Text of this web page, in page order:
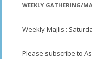
WEEKLY GATHERING/
Weekly Majlis :
Please subscribe to